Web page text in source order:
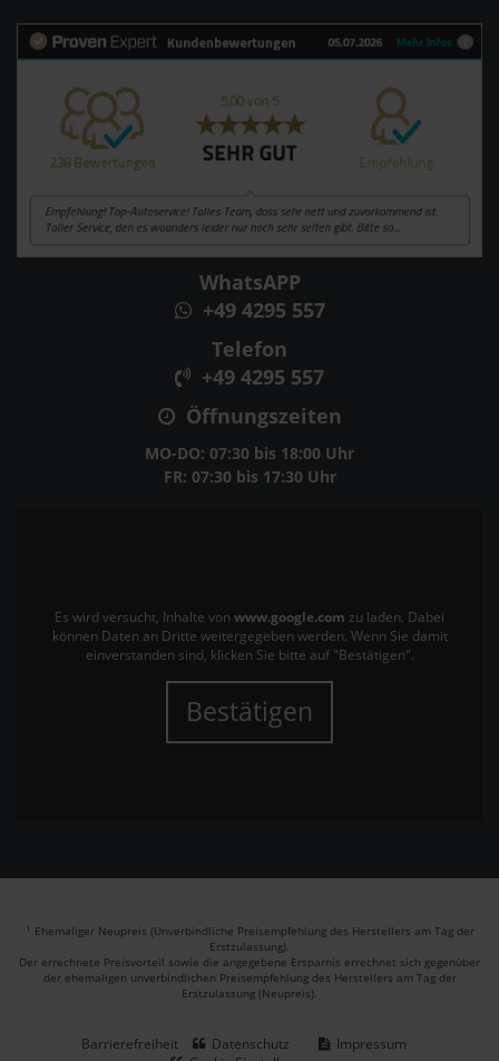
WhatsAPP
+49 4295 557
Telefon
+49 4295 557
Öffnungszeiten
MO-DO: 07:30 bis 18:00 Uhr
FR: 07:30 bis 17:30 Uhr
Es wird versucht, Inhalte von www.google.com zu laden. Dabei
können Daten an Dritte weitergegeben werden. Wenn Sie damit
einverstanden sind, klicken Sie bitte auf "Bestätigen".
Bestätigen
1 Ehemaliger Neupreis (Unverbindliche Preisempfehlung des Herstellers am Tag der
Erstzulassung).
Der errechnete Preisvorteil sowie die angegebene Ersparnis errechnet sich gegenüber
der ehemaligen unverbindlichen Preisempfehlung des Herstellers am Tag der
Erstzulassung (Neupreis).
Barrierefreiheit Datenschutz
Impressum